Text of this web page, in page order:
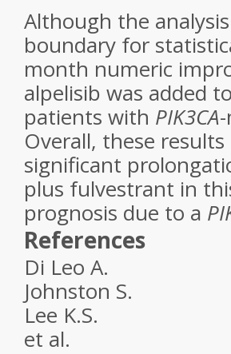
Although the
boundary for
month numeric
alpelisib was added
patients with PIK3CA
Overall, these
significant
plus fulvestrant in
prognosis due to a
References
Di Leo A.
Johnston S.
Lee K.S.
et al.